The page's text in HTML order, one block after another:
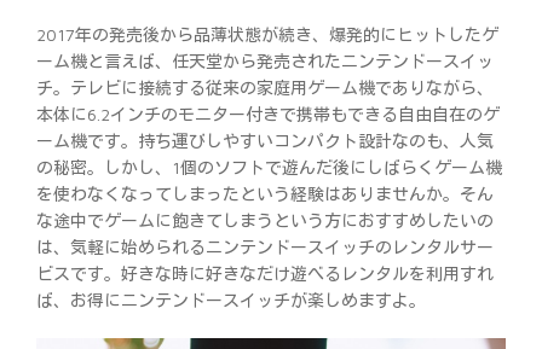
2017年の発売後から品薄状態が続き、爆発的にヒットしたゲ
ーム機と言えば、任天堂から発売されたニンテンドースイッ
チ。テレビに接続する従来の家庭用ゲーム機でありながら、
本体に6.2インチのモニター付きで携帯もできる自由自在のゲ
ーム機です。持ち運びしやすいコンパクト設計なのも、人気
の秘密。しかし、1個のソフトで遊んだ後にしばらくゲーム機
を使わなくなってしまったという経験はありませんか。そん
な途中でゲームに飽きてしまうという方におすすめしたいの
は、気軽に始められるニンテンドースイッチのレンタルサー
ビスです。好きな時に好きなだけ遊べるレンタルを利用すれ
ば、お得にニンテンドースイッチが楽しめますよ。